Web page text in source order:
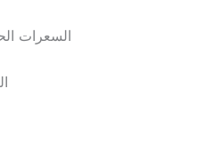
السعرات الحرارية: 43